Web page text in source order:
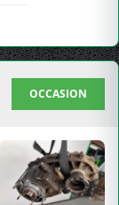
OCCASION